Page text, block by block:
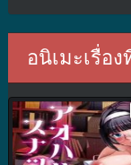
อนิเมะเรื่อ